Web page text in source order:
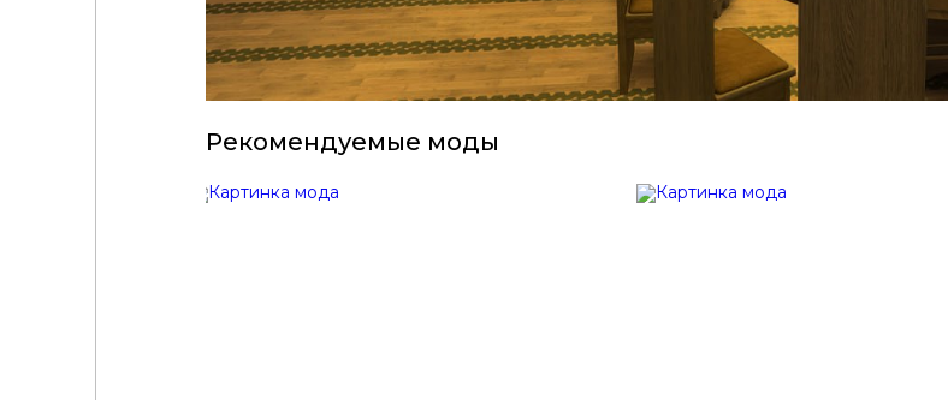
Рекомендуемые моды